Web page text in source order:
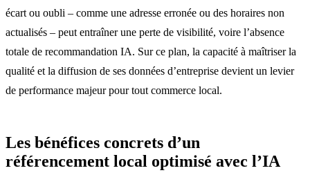
écart ou oubli – comme une adresse erronée ou des horaires non
actualisés – peut entraîner une perte de visibilité, voire l’absence
totale de recommandation IA. Sur ce plan, la capacité à maîtriser la
qualité et la diffusion de ses données d’entreprise devient un levier
de performance majeur pour tout commerce local.
Les bénéfices concrets d’un
référencement local optimisé avec l’IA